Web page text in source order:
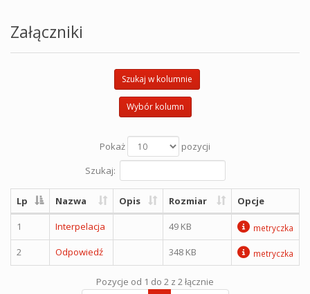
Załączniki
Szukaj w kolumnie
Wybór kolumn
Pokaż
pozycji
Szukaj:
Lp Nazwa Opis Rozmiar Opcje
1 Interpelacja 49 KB metryczka
2 Odpowiedź 348 KB metryczka
Pozycje od 1 do 2 z 2 łącznie